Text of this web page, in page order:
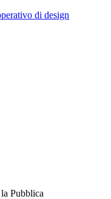
di design
Pubblica